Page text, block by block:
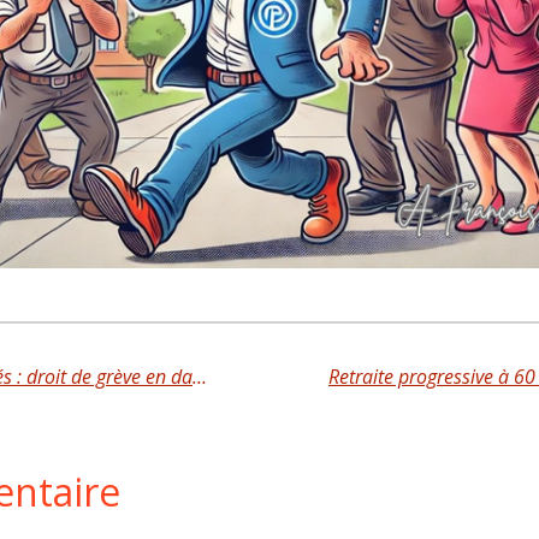
Service minimum dans les collectivités : droit de grève en danger?